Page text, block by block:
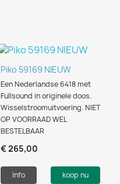
Piko 59169 NIEUW
Een Nederlandse 6418 met
Fullsound in originele doos.
Wisselstroomuitvoering. NIET
OP VOORRAAD WEL
BESTELBAAR
€ 265,00
Info koop nu